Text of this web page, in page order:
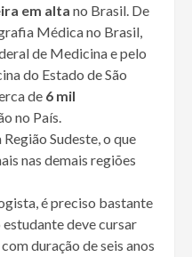
em alta no Brasil. De
Médica no Brasil,
de Medicina e pelo
do Estado de São
de 6 mil
no País.
Sudeste, o que
nas demais regiões
é preciso bastante
deve cursar
duração de seis anos